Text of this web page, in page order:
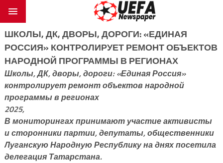
ШКОЛЫ, ДК, ДВОРЫ, ДОРОГИ: «ЕДИНАЯ
РОССИЯ» КОНТРОЛИРУЕТ РЕМОНТ ОБЪЕКТОВ
НАРОДНОЙ ПРОГРАММЫ В РЕГИОНАХ
Школы, ДК, дворы, дороги: «Единая Россия»
контролирует ремонт объектов народной
программы в регионах
2025,
В мониторингах принимают участие активисты
и сторонники партии, депутаты, общественники
Луганскую Народную Республику на днях посетила
делегация Татарстана.